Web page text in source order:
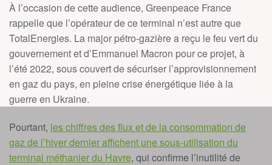
À l’occasion de cette audience, Greenpeace France
rappelle que l’opérateur de ce terminal n’est autre que
TotalEnergies. La major pétro-gazière a reçu le feu vert du
gouvernement et d’Emmanuel Macron pour ce projet, à
l’été 2022, sous couvert de sécuriser l’approvisionnement
en gaz du pays, en pleine crise énergétique liée à la
guerre en Ukraine.
Pourtant, les chiffres des flux et de la consommation de
gaz de l’hiver dernier affichent une sous-utilisation du
terminal méthanier du Havre, qui confirme l’inutilité de